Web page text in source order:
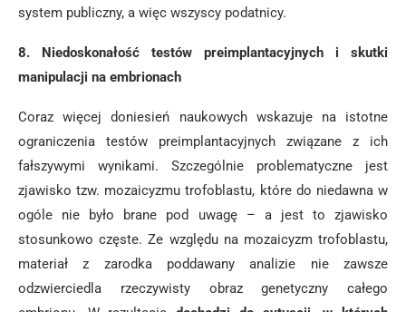
system publiczny, a więc wszyscy podatnicy.
8. Niedoskonałość testów preimplantacyjnych i skutki
manipulacji na embrionach
Coraz więcej doniesień naukowych wskazuje na istotne
ograniczenia testów preimplantacyjnych związane z ich
fałszywymi wynikami. Szczególnie problematyczne jest
zjawisko tzw. mozaicyzmu trofoblastu, które do niedawna w
ogóle nie było brane pod uwagę – a jest to zjawisko
stosunkowo częste. Ze względu na mozaicyzm trofoblastu,
materiał z zarodka poddawany analizie nie zawsze
odzwierciedla rzeczywisty obraz genetyczny całego